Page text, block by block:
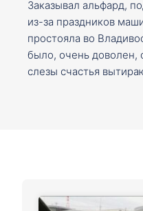
Заказывал альфард,
из-за праздников
простояла во
было, очень доволен,
слезы счастья